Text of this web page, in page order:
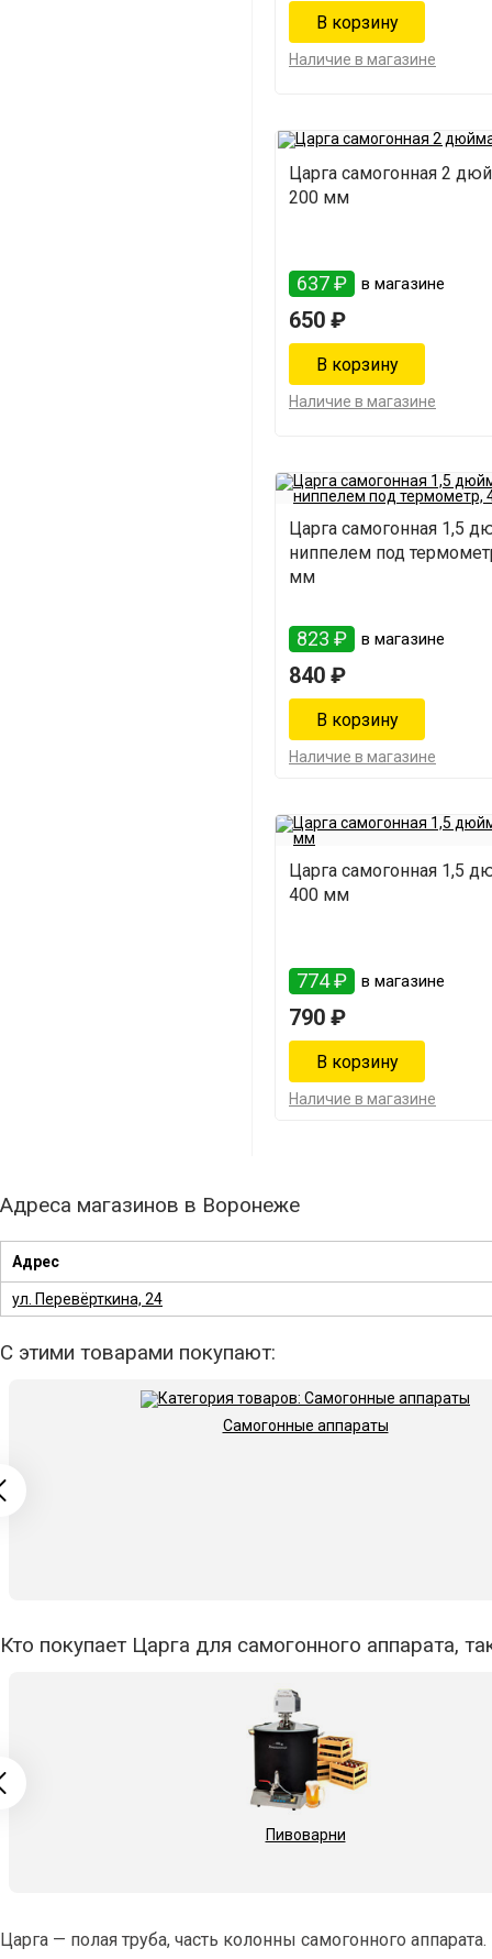
Наличие в магазине
Царга самогонная 2
200 мм
637 ₽ в магазине
650 ₽
Наличие в магазине
Царга самогонная 1,5
ниппелем под
мм
823 ₽ в магазине
840 ₽
Наличие в магазине
Царга самогонная 1,5
400 мм
774 ₽ в магазине
790 ₽
Наличие в магазине
Адреса магазинов в Воронеже
Адрес
ул. Перевёрткина, 24
С этими товарами покупают:
Самогонные аппараты
Кто покупает Царга для самогонного аппарата,
Пивоварни
Царга — полая труба, часть колонны самогонного